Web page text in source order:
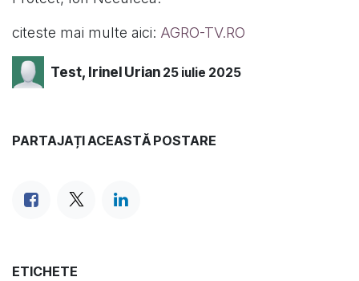
citeste mai multe aici: AGRO-TV.RO
Test, Irinel Urian 25 iulie 2025
PARTAJAȚI ACEASTĂ POSTARE
ETICHETE